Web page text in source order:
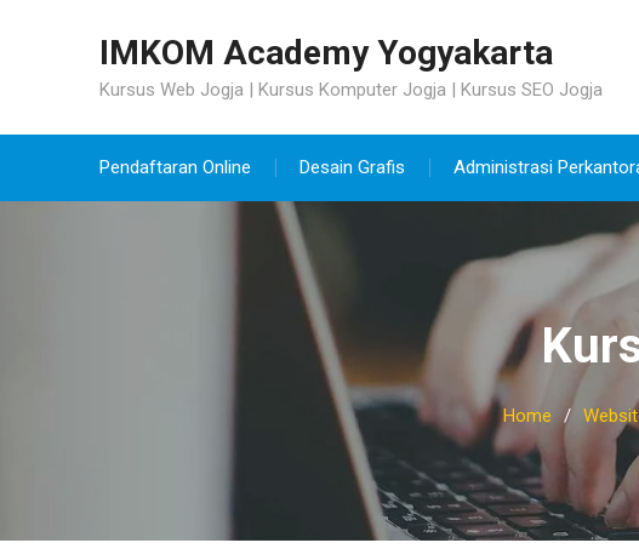
IMKOM Academy Yogyakarta
Kursus Web Jogja | Kursus Komputer Jogja | Kursus SEO Jogja
Pendaftaran Online Desain Grafis Administrasi
Home